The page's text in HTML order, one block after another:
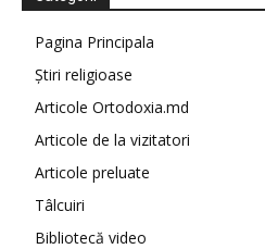
Pagina Principala
Știri religioase
Articole Ortodoxia.md
Articole de la vizitatori
Articole preluate
Tâlcuiri
Bibliotecă video